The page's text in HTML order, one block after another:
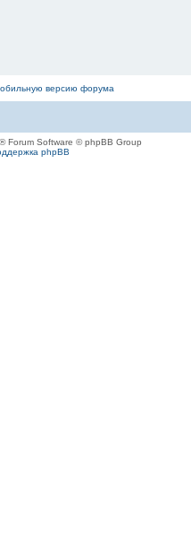
версию форума
® Forum Software © phpBB Group
phpBB